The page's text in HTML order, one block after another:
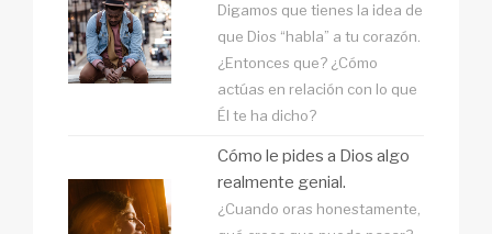
Digamos que tienes la idea de
que Dios “habla” a tu corazón.
¿Entonces que? ¿Cómo
actúas en relación con lo que
Él te ha dicho?
Cómo le pides a Dios algo
realmente genial.
¿Cuando oras honestamente,